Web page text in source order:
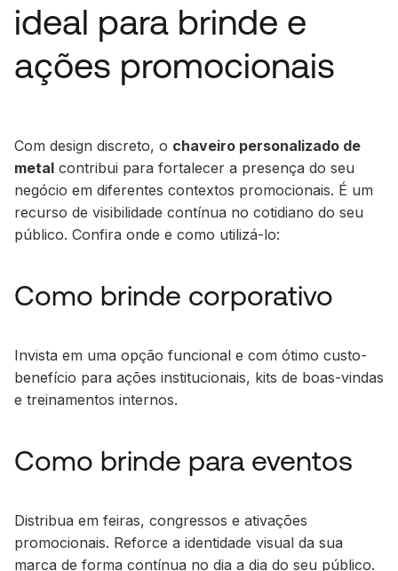
ideal para brinde e
ações promocionais
Com design discreto, o chaveiro personalizado de
metal contribui para fortalecer a presença do seu
negócio em diferentes contextos promocionais. É um
recurso de visibilidade contínua no cotidiano do seu
público. Confira onde e como utilizá-lo:
Como brinde corporativo
Invista em uma opção funcional e com ótimo custo-
benefício para ações institucionais, kits de boas-vindas
e treinamentos internos.
Como brinde para eventos
Distribua em feiras, congressos e ativações
promocionais. Reforce a identidade visual da sua
marca de forma contínua no dia a dia do seu público.